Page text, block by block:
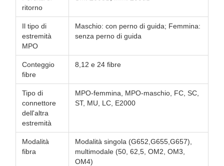
ritorno
Il tipo di
estremità
MPO
Maschio: con perno di guida; Femmina:
senza perno di guida
Conteggio
fibre
8,12 e 24 fibre
Tipo di
connettore
dell'altra
estremità
MPO-femmina, MPO-maschio, FC, SC,
ST, MU, LC, E2000
Modalità
fibra
Modalità singola (G652,G655,G657),
multimodale (50, 62,5, OM2, OM3,
OM4)